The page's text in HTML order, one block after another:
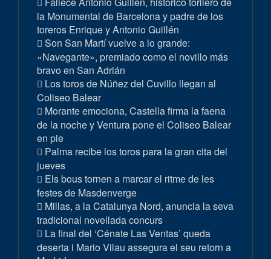
la Monumental de Barcelona y padre de los
toreros Enrique y Antonio Guillén
Son San Martí vuelve a lo grande:
«Navegante», premiado como el novillo más
bravo en San Adrián
Los toros de Núñez del Cuvillo llegan al
Coliseo Balear
Morante emociona, Castella firma la faena
de la noche y Ventura pone el Coliseo Balear
en pie
Palma recibe los toros para la gran cita del
jueves
Els bous tornen a marcar el ritme de les
festes de Masdenverge
Millas, a la Catalunya Nord, anuncia la seva
tradicional novellada concurs
La final del ‘Cénate Las Ventas’ queda
deserta i Mario Vilau assegura el seu retorn a